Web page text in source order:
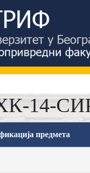
14-СИР-
предмета